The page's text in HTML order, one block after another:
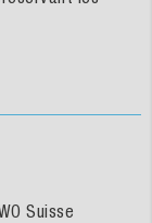
Suisse